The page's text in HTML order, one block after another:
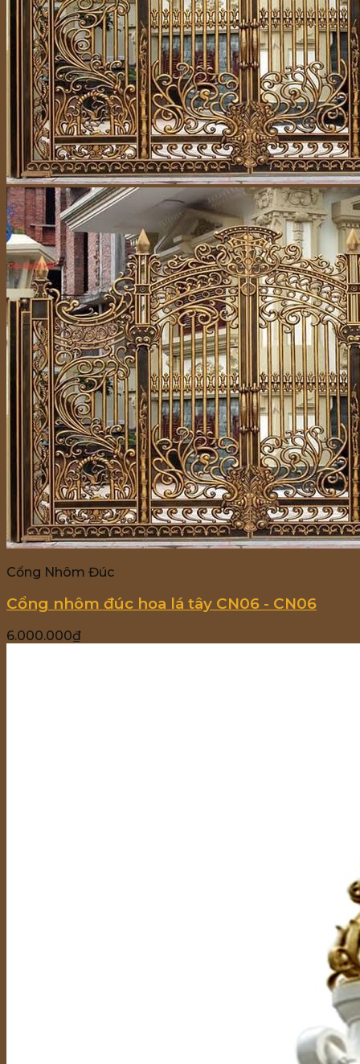
Cổng Nhôm Đúc
Cổng nhôm đúc hoa lá tây CN06 - CN06
6.000.000₫